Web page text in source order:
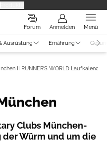
Forum Anmelden Menü
Ausrüstung Ernährung
II RUNNER’S WORLD Laufkalender
Clubs München-
Würm und um die